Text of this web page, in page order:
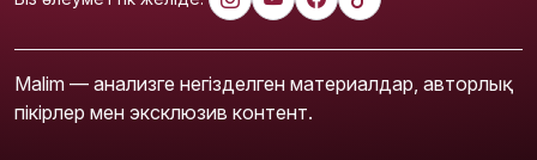
Malim — анализге негізделген материалдар, авторлық
пікірлер мен эксклюзив контент.